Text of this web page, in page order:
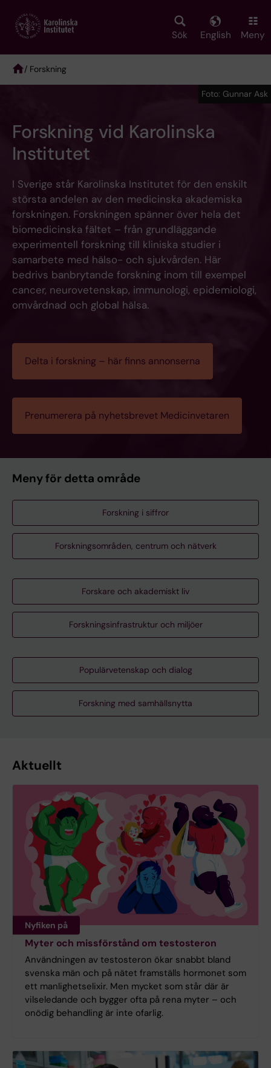
main
Sök English Meny
Breadcrumb
/ Forskning
Forskning vid Karolinska
Institutet
I Sverige står Karolinska Institutet för den enskilt
största andelen av den medicinska akademiska
forskningen. Forskningen spänner över hela det
biomedicinska fältet – från grundläggande
experimentell forskning till kliniska studier i
samarbete med hälso- och sjukvården. Här
bedrivs banbrytande forskning inom till exempel
cancer, neurovetenskap, immunologi, epidemiologi,
omvårdnad och global hälsa.
Delta i forskning – här finns annonserna
Prenumerera på nyhetsbrevet Medicinvetaren
Foto: Gunnar Ask
Meny för detta område
Forskning i siffror
Forskningsområden, centrum och nätverk
Forskare och akademiskt liv
Forskningsinfrastruktur och miljöer
Populärvetenskap och dialog
Forskning med samhällsnytta
Aktuellt
Nyfiken på
Myter och missförstånd om testosteron
Användningen av testosteron ökar snabbt bland
svenska män och på nätet framställs hormonet som
ett manlighetselixir. Men mycket som står där är
vilseledande och bygger ofta på rena myter – och
onödig behandling är inte ofarlig.